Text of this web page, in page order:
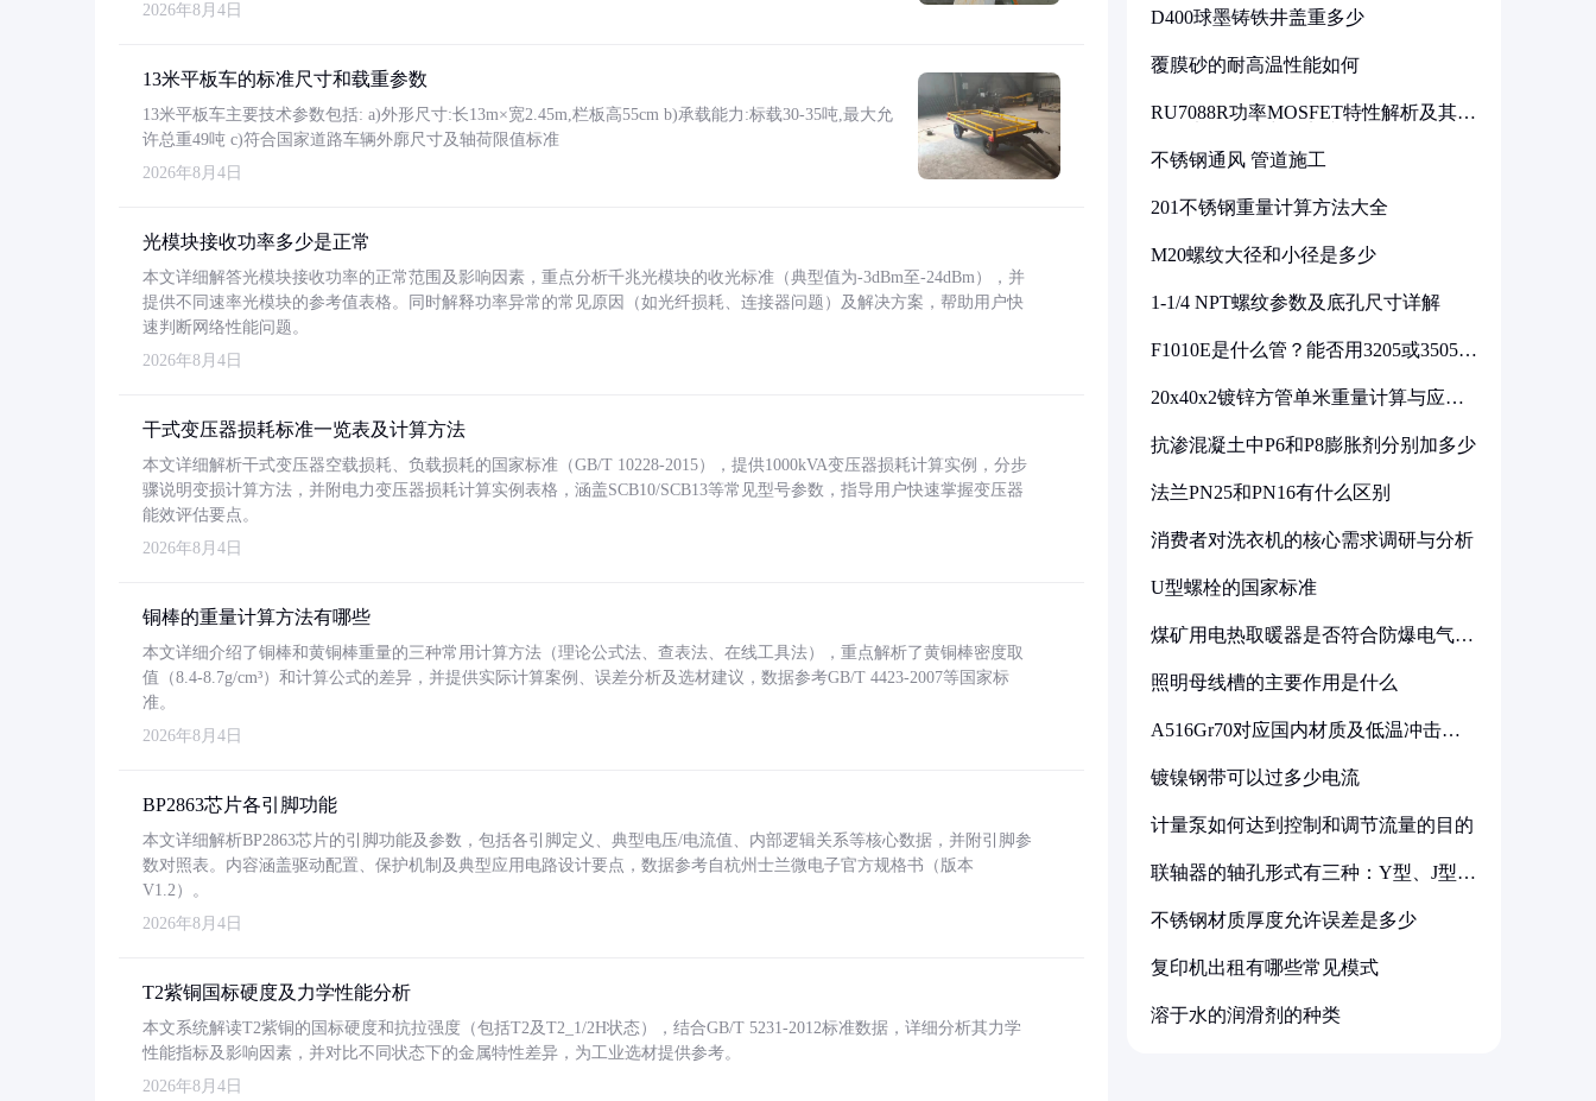
2026年8月4日
13米平板车的标准尺寸和载重参数
13米平板车主要技术参数包括: a)外形尺寸:长13m×宽2.45m,栏板高55cm b)承载能力:标载30-35吨,最大允
许总重49吨 c)符合国家道路车辆外廓尺寸及轴荷限值标准
2026年8月4日
光模块接收功率多少是正常
本文详细解答光模块接收功率的正常范围及影响因素，重点分析千兆光模块的收光标准（典型值为-3dBm至-24dBm），并
提供不同速率光模块的参考值表格。同时解释功率异常的常见原因（如光纤损耗、连接器问题）及解决方案，帮助用户快
速判断网络性能问题。
2026年8月4日
干式变压器损耗标准一览表及计算方法
本文详细解析干式变压器空载损耗、负载损耗的国家标准（GB/T 10228-2015），提供1000kVA变压器损耗计算实例，分步
骤说明变损计算方法，并附电力变压器损耗计算实例表格，涵盖SCB10/SCB13等常见型号参数，指导用户快速掌握变压器
能效评估要点。
2026年8月4日
铜棒的重量计算方法有哪些
本文详细介绍了铜棒和黄铜棒重量的三种常用计算方法（理论公式法、查表法、在线工具法），重点解析了黄铜棒密度取
值（8.4-8.7g/cm³）和计算公式的差异，并提供实际计算案例、误差分析及选材建议，数据参考GB/T 4423-2007等国家标
准。
2026年8月4日
BP2863芯片各引脚功能
本文详细解析BP2863芯片的引脚功能及参数，包括各引脚定义、典型电压/电流值、内部逻辑关系等核心数据，并附引脚参
数对照表。内容涵盖驱动配置、保护机制及典型应用电路设计要点，数据参考自杭州士兰微电子官方规格书（版本
V1.2）。
2026年8月4日
T2紫铜国标硬度及力学性能分析
本文系统解读T2紫铜的国标硬度和抗拉强度（包括T2及T2_1/2H状态），结合GB/T 5231-2012标准数据，详细分析其力学
性能指标及影响因素，并对比不同状态下的金属特性差异，为工业选材提供参考。
2026年8月4日
D400球墨铸铁井盖重多少
覆膜砂的耐高温性能如何
RU7088R功率MOSFET特性解析及其在
不锈钢通风 管道施工
201不锈钢重量计算方法大全
M20螺纹大径和小径是多少
1-1/4 NPT螺纹参数及底孔尺寸详解
F1010E是什么管？能否用3205或3505代
20x40x2镀锌方管单米重量计算与应用
抗渗混凝土中P6和P8膨胀剂分别加多少
法兰PN25和PN16有什么区别
消费者对洗衣机的核心需求调研与分析
U型螺栓的国家标准
煤矿用电热取暖器是否符合防爆电气设
照明母线槽的主要作用是什么
A516Gr70对应国内材质及低温冲击要
镀镍钢带可以过多少电流
计量泵如何达到控制和调节流量的目的
联轴器的轴孔形式有三种：Y型、J型、
不锈钢材质厚度允许误差是多少
复印机出租有哪些常见模式
溶于水的润滑剂的种类